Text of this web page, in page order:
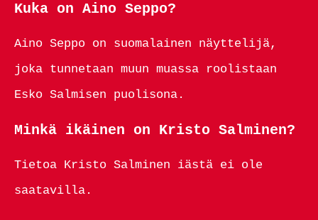
Kuka on Aino Seppo?
Aino Seppo on suomalainen näyttelijä,
joka tunnetaan muun muassa roolistaan
Esko Salmisen puolisona.
Minkä ikäinen on Kristo Salminen?
Tietoa Kristo Salminen iästä ei ole
saatavilla.